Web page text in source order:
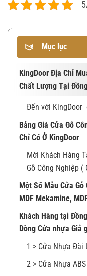
Mục lục
KingDoor Địa Chỉ
Chất Lượng Tại
Đến với KingDoor
Bảng Giá Cửa Gỗ
Chỉ Có Ở KingDoor
Mời Khách Hàng
Gỗ Công Nghiệp
Một Số Mẫu Cửa Gỗ
MDF Mekamine,
Khách Hàng tại
Dòng Cửa nhựa Giả
1 > Cửa Nhựa Đài
2 > Cửa Nhựa